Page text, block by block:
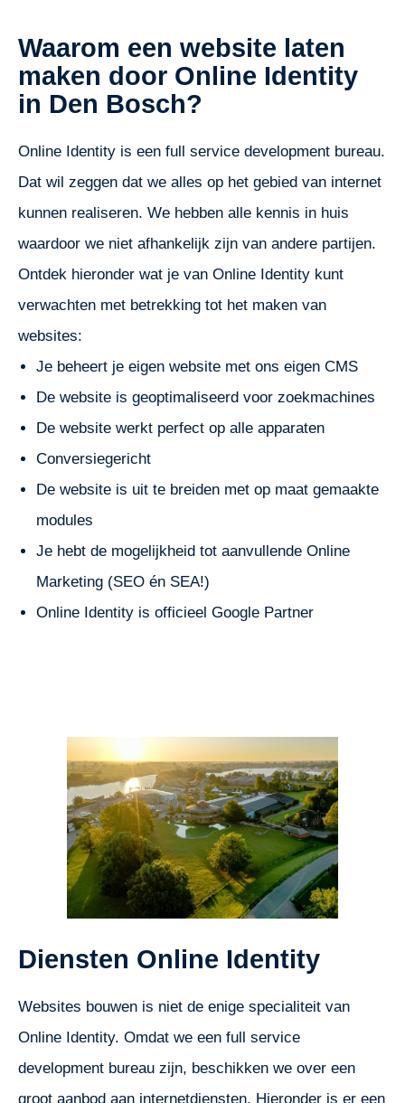
Waarom een website laten
maken door Online Identity
in Den Bosch?
Online Identity is een full service development bureau.
Dat wil zeggen dat we alles op het gebied van internet
kunnen realiseren. We hebben alle kennis in huis
waardoor we niet afhankelijk zijn van andere partijen.
Ontdek hieronder wat je van Online Identity kunt
verwachten met betrekking tot het maken van
websites:
Je beheert je eigen website met ons eigen CMS
De website is geoptimaliseerd voor zoekmachines
De website werkt perfect op alle apparaten
Conversiegericht
De website is uit te breiden met op maat gemaakte
modules
Je hebt de mogelijkheid tot aanvullende Online
Marketing (SEO én SEA!)
Online Identity is officieel Google Partner
Diensten Online Identity
Websites bouwen is niet de enige specialiteit van
Online Identity. Omdat we een full service
development bureau zijn, beschikken we over een
groot aanbod aan internetdiensten. Hieronder is er een